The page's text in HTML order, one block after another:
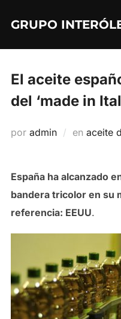
GRUPO
El aceite
del ‘made in
por admin en aceite
España ha alcanzado
bandera tricolor en su
referencia: EEUU.